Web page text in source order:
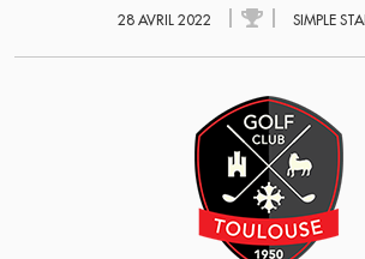
28 AVRIL 2022 SIMPLE